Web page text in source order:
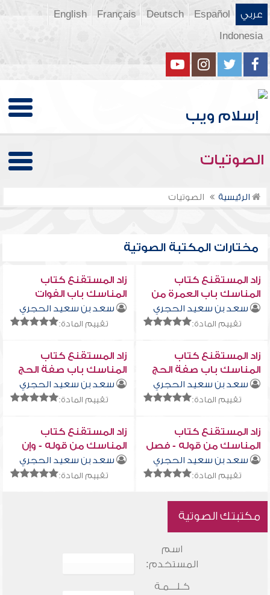
عربي Español
Deutsch
Français
English
Indonesia
الصوتيات
الرئيسية الصوتيات
مختارات المكتبة الصوتية
زاد المستقنع كتاب
المناسك باب العمرة من
قوله - وأركان الحج
سعد بن سعيد الحجري
تقييم المادة:
زاد المستقنع كتاب
المناسك باب الفوات
والإحصار
سعد بن سعيد الحجري
تقييم المادة:
زاد المستقنع كتاب
المناسك باب صفة الحج
والعمرة من قوله - ويكبر
مع كل حصاة 1
سعد بن سعيد الحجري
تقييم المادة:
زاد المستقنع كتاب
المناسك باب صفة الحج
والعمرة من قوله - ويكبر
مع كل حصاة 2
سعد بن سعيد الحجري
تقييم المادة:
زاد المستقنع كتاب
المناسك من قوله - فصل
- ثم يفيض إلى مكة
سعد بن سعيد الحجري
تقييم المادة:
زاد المستقنع كتاب
المناسك من قوله - وإن
لم يبت فعليه دم
سعد بن سعيد الحجري
تقييم المادة:
مكتبتك الصوتية
اسم
المستخدم:
كـلـــمـة